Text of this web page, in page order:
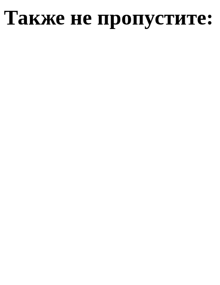
Также не пропустите: